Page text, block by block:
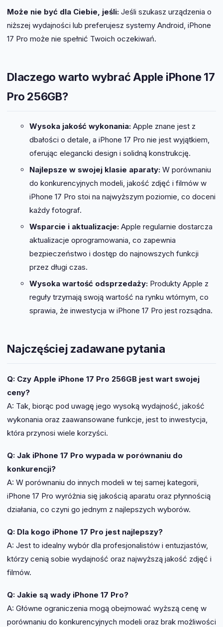
Może nie być dla Ciebie, jeśli: Jeśli szukasz urządzenia o
niższej wydajności lub preferujesz systemy Android, iPhone
17 Pro może nie spełnić Twoich oczekiwań.
Dlaczego warto wybrać Apple iPhone 17
Pro 256GB?
Wysoka jakość wykonania: Apple znane jest z
dbałości o detale, a iPhone 17 Pro nie jest wyjątkiem,
oferując elegancki design i solidną konstrukcję.
Najlepsze w swojej klasie aparaty: W porównaniu
do konkurencyjnych modeli, jakość zdjęć i filmów w
iPhone 17 Pro stoi na najwyższym poziomie, co doceni
każdy fotograf.
Wsparcie i aktualizacje: Apple regularnie dostarcza
aktualizacje oprogramowania, co zapewnia
bezpieczeństwo i dostęp do najnowszych funkcji
przez długi czas.
Wysoka wartość odsprzedaży: Produkty Apple z
reguły trzymają swoją wartość na rynku wtórnym, co
sprawia, że inwestycja w iPhone 17 Pro jest rozsądna.
Najczęściej zadawane pytania
Q: Czy Apple iPhone 17 Pro 256GB jest wart swojej
ceny?
A: Tak, biorąc pod uwagę jego wysoką wydajność, jakość
wykonania oraz zaawansowane funkcje, jest to inwestycja,
która przynosi wiele korzyści.
Q: Jak iPhone 17 Pro wypada w porównaniu do
konkurencji?
A: W porównaniu do innych modeli w tej samej kategorii,
iPhone 17 Pro wyróżnia się jakością aparatu oraz płynnością
działania, co czyni go jednym z najlepszych wyborów.
Q: Dla kogo iPhone 17 Pro jest najlepszy?
A: Jest to idealny wybór dla profesjonalistów i entuzjastów,
którzy cenią sobie wydajność oraz najwyższą jakość zdjęć i
filmów.
Q: Jakie są wady iPhone 17 Pro?
A: Główne ograniczenia mogą obejmować wyższą cenę w
porównaniu do konkurencyjnych modeli oraz brak możliwości